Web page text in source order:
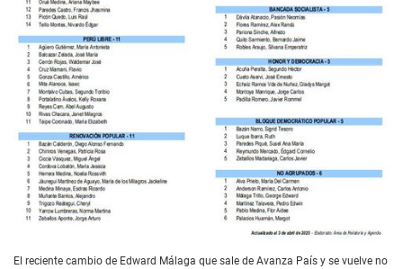
El reciente cambio de Edward Málaga que sale de Avanza País y se vuelve no